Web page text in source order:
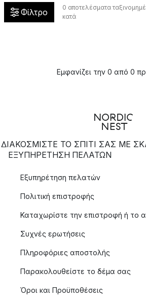
Φίλτρο 0 αποτελέσματα
κατά
Εμφανίζει την 0 από 0
ΔΙΑΚΟΣΜΙΣΤΕ ΤΟ ΣΠΙΤΙ ΣΑΣ ΜΕ
ΕΞΥΠΗΡΈΤΗΣΗ ΠΕΛΑΤΏΝ
Εξυπηρέτηση πελατών
Πολιτική επιστροφής
Καταχωρίστε την επιστροφή ή το
Συχνές ερωτήσεις
Πληροφόριες αποστολής
Παρακολουθείστε το δέμα σας
Όροι και Προϋποθέσεις